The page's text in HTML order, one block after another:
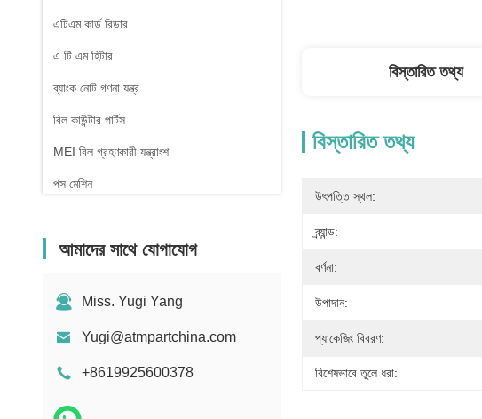
এটিএম কার্ড রিডার
এ টি এম হিটার
ব্যাংক নোট গণনা যন্ত্র
বিল কাউন্টার পার্টস
MEI বিল গ্রহণকারী যন্ত্রাংশ
পস মেশিন
আমাদের সাথে যোগাযোগ
Miss. Yugi Yang
Yugi@atmpartchina.com
+8619925600378
বিস্তারিত তথ্য
বিস্তারিত তথ্য
উৎপত্তি স্থল:
ব্র্যান্ড:
বর্ণনা:
উপাদান:
প্যাকেজিং বিবরণ:
বিশেষভাবে তুলে ধরা: